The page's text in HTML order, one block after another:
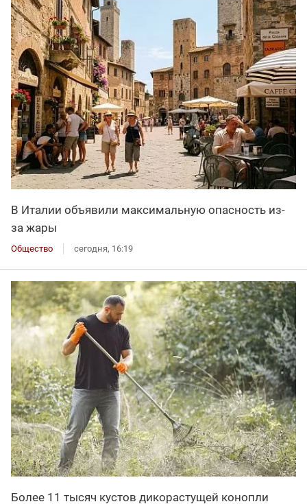
В Италии объявили максимальную опасность из-
за жары
Общество сегодня, 16:19
Более 11 тысяч кустов дикорастущей конопли